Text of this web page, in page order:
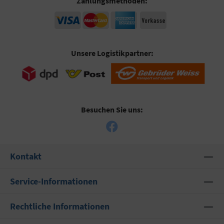
Unsere Logistikpartner:
Besuchen Sie uns:
Kontakt
Service-Informationen
Rechtliche Informationen